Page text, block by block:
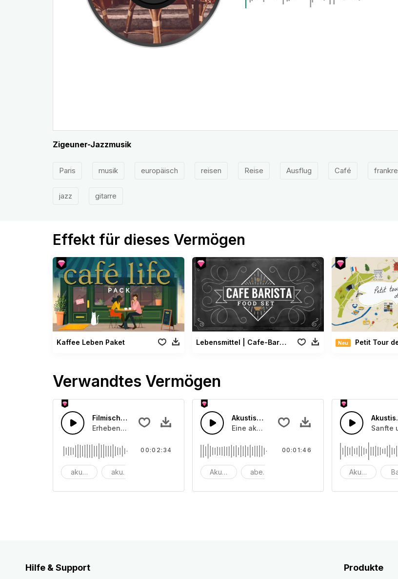
Zigeuner-Jazzmusik
Paris musik europäisch reisen Reise Ausflug Café
jazz gitarre
Effekt für dieses Vermögen
Kaffee Leben Paket Lebensmittel | Cafe-Barista Paket Neu Petit Tour de
Verwandtes Vermögen
Filmische Ambient-Geräuschkulisse
Erhebende Streichmusik, die langsam ausklingt.
akustisch akustische Gitarre
00:02:34
Akustischer Reise-Folk
Eine akustische Volksgitarre mit_x000D_
Akustik abenteuer
00:01:46
Sanfte
Akustikgitarre
Hilfe & Support Produkte